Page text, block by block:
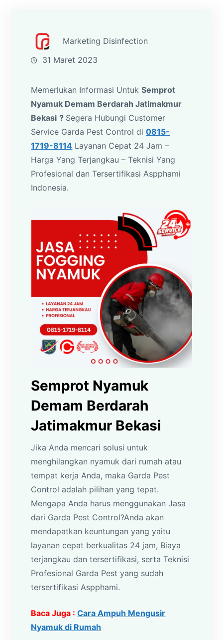
Marketing Disinfection
31 Maret 2023
Memerlukan Informasi UntukSemprot
Nyamuk Demam Berdarah Jatimakmur
Bekasi ? Segera Hubungi Customer
Service Garda Pest Control di0815-
1719-8114 Layanan Cepat 24 Jam –
Harga Yang Terjangkau – Teknisi Yang
Profesional dan Tersertifikasi Aspphami
Indonesia.
Semprot Nyamuk
Demam Berdarah
Jatimakmur Bekasi
Jika Anda mencari solusi untuk
menghilangkan nyamuk dari rumah atau
tempat kerja Anda, maka Garda Pest
Control adalah pilihan yang tepat.
Mengapa Anda harus menggunakan Jasa
dari Garda Pest Control?Anda akan
mendapatkan keuntungan yang yaitu
layanan cepat berkualitas 24 jam, Biaya
terjangkau dan tersertifikasi, serta Teknisi
Profesional Garda Pest yang sudah
tersertifikasi Aspphami.
Baca Juga :Cara Ampuh Mengusir
Nyamuk di Rumah